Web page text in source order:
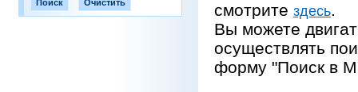
смотрите здесь.
Вы можете
осуществлять
форму "Поиск в